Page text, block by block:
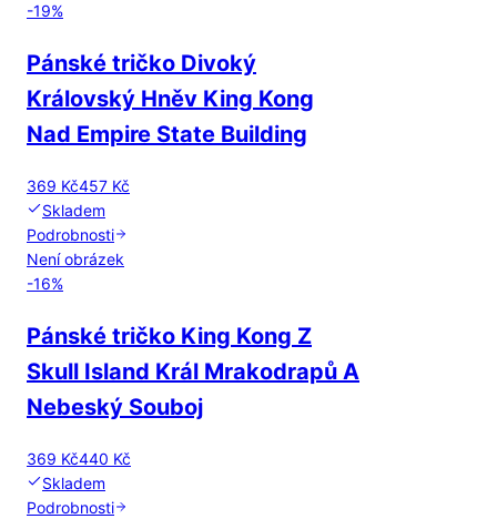
-19%
Pánské tričko Divoký
Královský Hněv King Kong
Nad Empire State Building
369 Kč457 Kč
Skladem
Podrobnosti
Není obrázek
-16%
Pánské tričko King Kong Z
Skull Island Král Mrakodrapů A
Nebeský Souboj
369 Kč440 Kč
Skladem
Podrobnosti